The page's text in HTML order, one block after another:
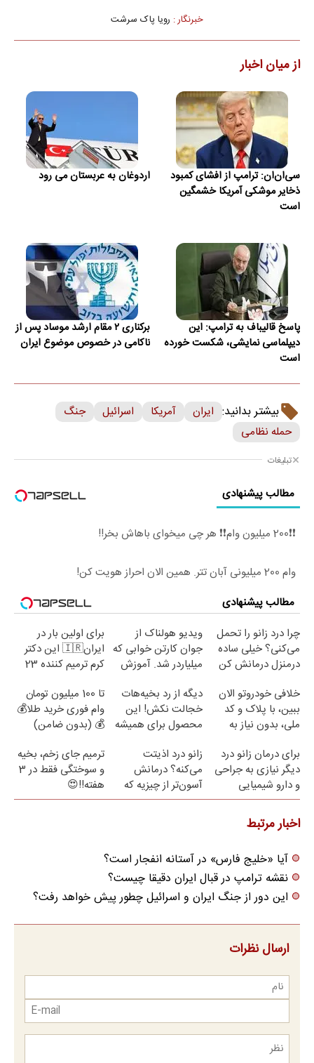
خبرنگار : رویا پاک سرشت
از میان اخبار
سی‌ان‌ان: ترامپ از افشای کمبود
ذخایر موشکی آمریکا خشمگین
است
اردوغان به عربستان می رود
پاسخ قالیباف به ترامپ: این
دیپلماسی نمایشی، شکست خورده
است
برکناری ۲ مقام ارشد موساد پس از
ناکامی در خصوص موضوع ایران
بیشتر بدانید: ایران آمریکا اسرائیل
جنگ
حمله نظامی
تبلیغات
مطالب پیشنهادی
❗❗200 میلیون وام❗❗ هر چی میخوای باهاش بخر!!
وام 200 میلیونی آبان تتر. همین الان احراز هویت کن!
مطالب پیشنهادی
چرا درد زانو را تحمل
می‌کنی؟ خیلی ساده
درمنزل درمانش کن
ویدیو هولناک از
جوان کارتن خوابی که
میلیاردر شد. آموزش
برای اولین بار در
ایران🇮🇷 این دکتر
کرم ترمیم کننده 23
خلافی خودروتو الان
ببین، با پلاک و کد
ملی، بدون نیاز به
دیگه از رد بخیه‌هات
خجالت نکش! این
محصول برای همیشه
تا 100 میلیون تومان
وام فوری خرید طلا💰
💰 (بدون ضامن)
برای درمان زانو درد
دیگر نیازی به جراحی
و دارو شیمیایی
نیست(پرسش‌نامه)
زانو درد اذیتت
می‌کنه؟ درمانش
آسون‌تر از چیزیه که
فکر
ترمیم جای زخم، بخیه
و سوختگی فقط در 3
هفته!!😍
اخبار مرتبط
آیا «خلیج فارس» در آستانه انفجار است؟
نقشه ترامپ در قبال ایران دقیقا چیست؟
این دور از جنگ ایران و اسرائیل چطور پیش خواهد رفت؟
ارسال نظرات